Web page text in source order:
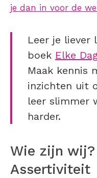
je dan in voor de
Leer je liever
boek Elke
Maak kennis
inzichten uit
leer slimmer
harder.
Wie zijn
Assertiviteit